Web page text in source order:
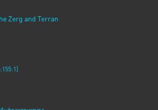
Zerg and Terran